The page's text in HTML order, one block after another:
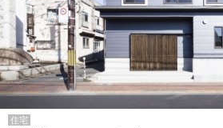
住宅